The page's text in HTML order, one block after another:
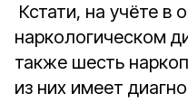
Кстати, на учёте в
наркологическом
также шесть
из них имеет